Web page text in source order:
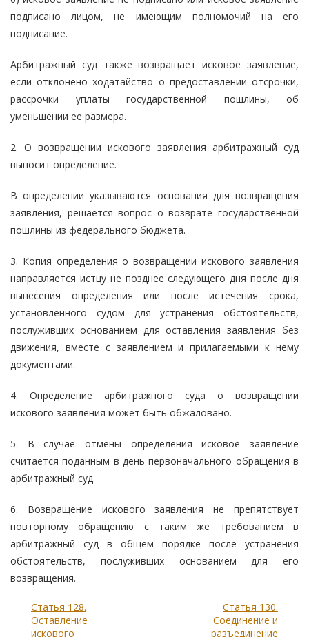
подписано лицом, не имеющим полномочий на его
подписание.
Арбитражный суд также возвращает исковое заявление,
если отклонено ходатайство о предоставлении отсрочки,
рассрочки уплаты государственной пошлины, об
уменьшении ее размера.
2. О возвращении искового заявления арбитражный суд
выносит определение.
В определении указываются основания для возвращения
заявления, решается вопрос о возврате государственной
пошлины из федерального бюджета.
3. Копия определения о возвращении искового заявления
направляется истцу не позднее следующего дня после дня
вынесения определения или после истечения срока,
установленного судом для устранения обстоятельств,
послуживших основанием для оставления заявления без
движения, вместе с заявлением и прилагаемыми к нему
документами.
4. Определение арбитражного суда о возвращении
искового заявления может быть обжаловано.
5. В случае отмены определения исковое заявление
считается поданным в день первоначального обращения в
арбитражный суд.
6. Возвращение искового заявления не препятствует
повторному обращению с таким же требованием в
арбитражный суд в общем порядке после устранения
обстоятельств, послуживших основанием для его
возвращения.
Статья 128.
Оставление
искового
Статья 130.
Соединение и
разъединение